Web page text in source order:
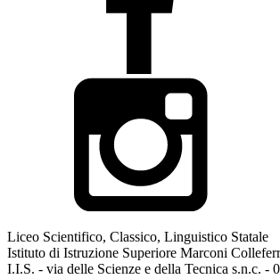
Liceo Scientifico, Classico, Linguistico Statale
Istituto di Istruzione Superiore Marconi
I.I.S. - via delle Scienze e della Tecnica s.n.c. -